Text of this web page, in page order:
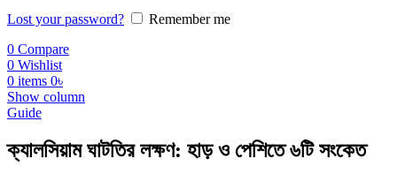
Lost your password?
Remember me
0 Compare
0 Wishlist
0 items 0৳
Show column
Guide
ক্যালসিয়াম ঘাটতির লক্ষণ: হাড় ও পেশিতে ৬টি সংকেত